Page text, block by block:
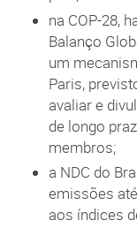
na COP-28,
Balanço
um
Paris,
avaliar e
de longo
membros;
a NDC do
emissões
aos índices